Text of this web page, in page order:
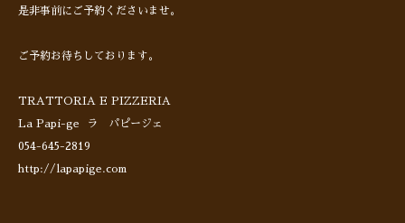
是非事前にご予約くださいませ。
ご予約お待ちしております。
TRATTORIA E PIZZERIA
La Papi-ge ラ パピージェ
054-645-2819
http://lapapige.com